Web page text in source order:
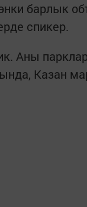
барлык
спикер.
Аны
Казан